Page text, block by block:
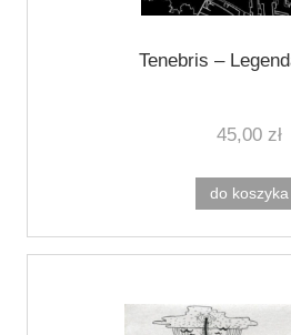
Tenebris ‎–
45,00 zł
do koszyka